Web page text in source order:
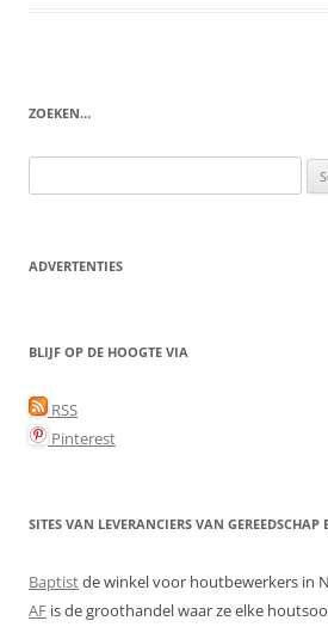
ZOEKEN…
for:
ADVERTENTIES
BLIJF OP DE HOOGTE VIA
RSS
Pinterest
SITES VAN LEVERANCIERS VAN
Baptistde winkel voor houtbewerkers in
AF is de groothandel waar ze elke